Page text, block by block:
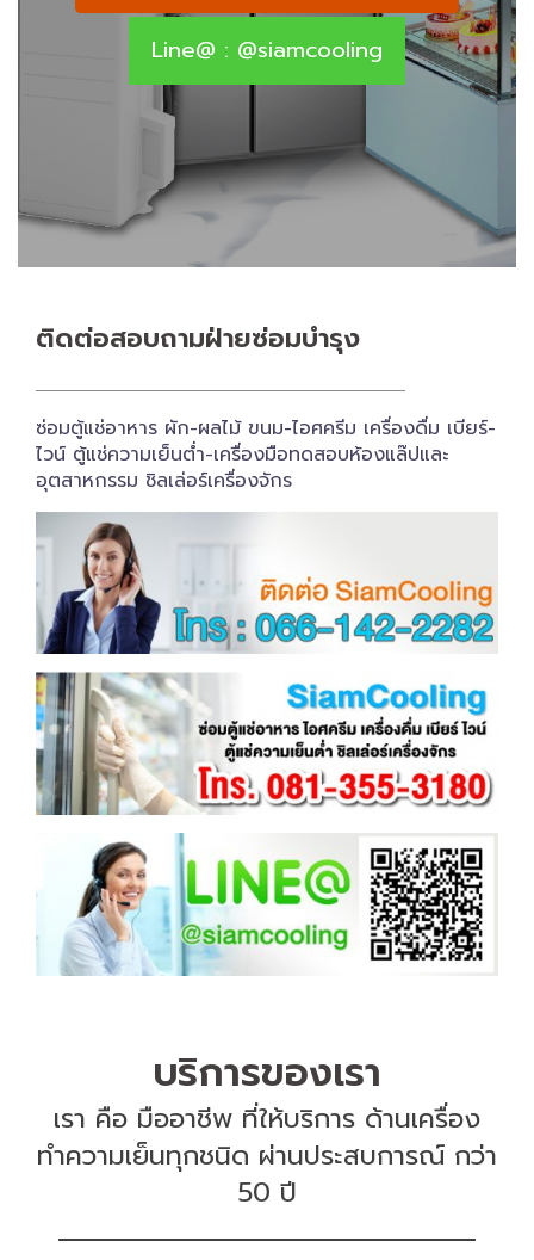
Line@ : @siamcooling
ติดต่อสอบถาม​ฝ่ายซ่อมบำรุง
ซ่อมตู้แช่อาหาร ผัก-ผลไม้ ขนม-ไอศครีม เครื่องดื่ม เบียร์-
ไวน์ ตู้แช่ความเย็นต่ำ-เครื่องมือทดสอบห้องแล๊ปและ
อุตสาหกรรม ชิลเล่อร์เครื่อง​จักร
บริการของเรา
เรา คือ มืออาชีพ ที่ให้บริการ ด้านเครื่อง
ทำความเย็นทุกชนิด ผ่านประสบการณ์ กว่า
50 ปี